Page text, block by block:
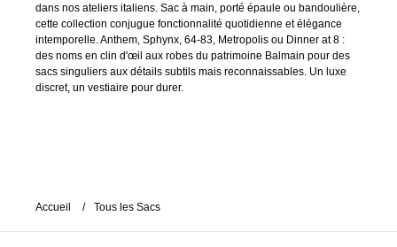
dans nos ateliers italiens. Sac à main, porté épaule ou bandoulière,
cette collection conjugue fonctionnalité quotidienne et élégance
intemporelle. Anthem, Sphynx, 64-83, Metropolis ou Dinner at 8 :
des noms en clin d'œil aux robes du patrimoine Balmain pour des
sacs singuliers aux détails subtils mais reconnaissables. Un luxe
discret, un vestiaire pour durer.
Accueil Tous les Sacs